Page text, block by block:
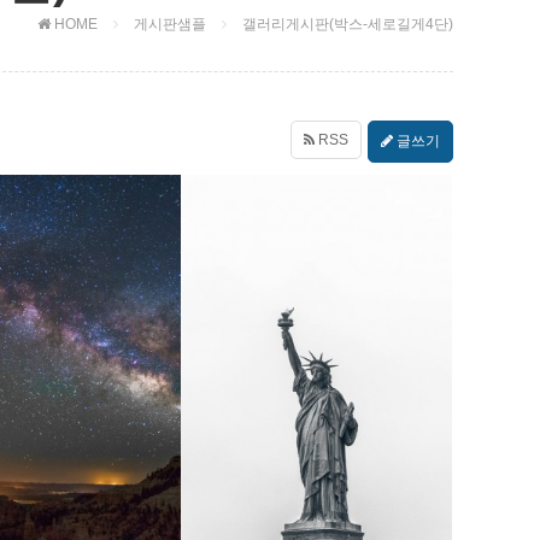
HOME 게시판샘플 갤러리게시판(박스-세로길게4단)
RSS 글쓰기